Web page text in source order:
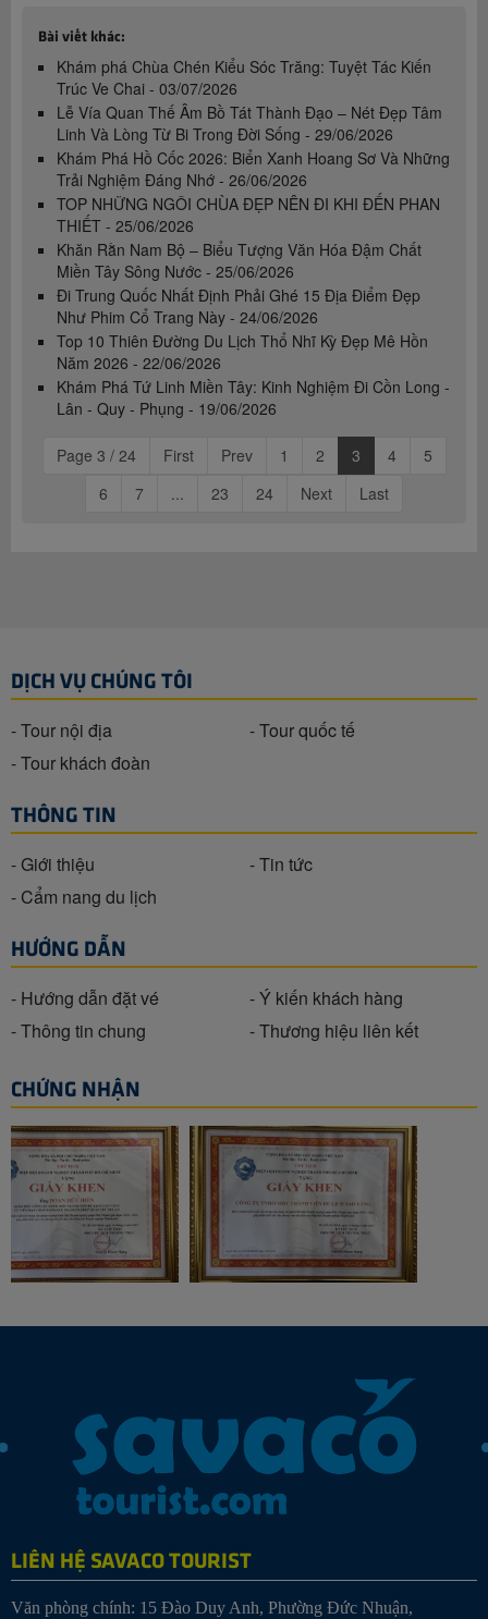
Bài viết khác:
Khám phá Chùa Chén Kiểu Sóc Trăng: Tuyệt Tác Kiến
Trúc Ve Chai - 03/07/2026
Lễ Vía Quan Thế Âm Bồ Tát Thành Đạo – Nét Đẹp Tâm
Linh Và Lòng Từ Bi Trong Đời Sống - 29/06/2026
Khám Phá Hồ Cốc 2026: Biển Xanh Hoang Sơ Và Những
Trải Nghiệm Đáng Nhớ - 26/06/2026
TOP NHỮNG NGÔI CHÙA ĐẸP NÊN ĐI KHI ĐẾN PHAN
THIẾT - 25/06/2026
Khăn Rằn Nam Bộ – Biểu Tượng Văn Hóa Đậm Chất
Miền Tây Sông Nước - 25/06/2026
Đi Trung Quốc Nhất Định Phải Ghé 15 Địa Điểm Đẹp
Như Phim Cổ Trang Này - 24/06/2026
Top 10 Thiên Đường Du Lịch Thổ Nhĩ Kỳ Đẹp Mê Hồn
Năm 2026 - 22/06/2026
Khám Phá Tứ Linh Miền Tây: Kinh Nghiệm Đi Cồn Long -
Lân - Quy - Phụng - 19/06/2026
Page 3 / 24 First Prev 1 2 3 4
5
6
7 ... 23 24 Next Last
DỊCH VỤ CHÚNG TÔI
- Tour nội địa
- Tour quốc tế
- Tour khách đoàn
THÔNG TIN
- Giới thiệu
- Tin tức
- Cẩm nang du lịch
HƯỚNG DẪN
- Hướng dẫn đặt vé
- Ý kiến khách hàng
- Thông tin chung
- Thương hiệu liên kết
CHỨNG NHẬN
LIÊN HỆ SAVACO TOURIST
Văn phòng chính: 15 Đào Duy Anh, Phường Đức Nhuận,